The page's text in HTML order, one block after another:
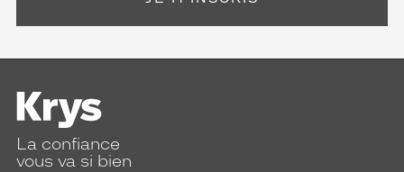
La confiance
vous va si bien